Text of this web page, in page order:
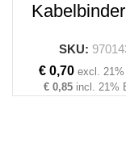
SKU:
€0,70 excl.
€0,85incl. 21%